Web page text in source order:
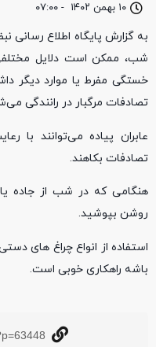
۱۰ بهمن ۱۴۰۲ - ۰۷:۰۰
به گزارش پایگاه اطلاع رسانی
شب، ممکن است دلایل
خستگی مفرط یا موارد دیگر
تصادفات مرگبار در رانندگی
عابران پیاده می‌توانند با
تصادفات بکاهند.
هنگامی که در شب از جاده
روشن بپوشید.
استفاده از انواع چراغ های
باشه راهکاری خوبی است.